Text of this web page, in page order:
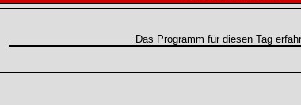
Das Programm für diesen Tag